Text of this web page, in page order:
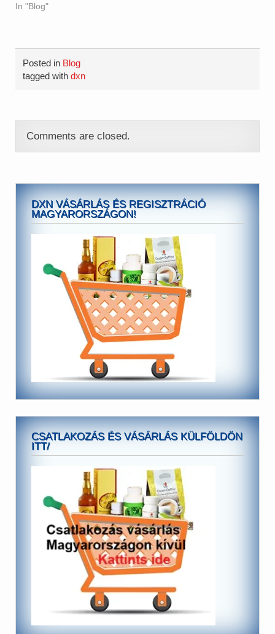
motivációban és az
In "Blog"
Posted in Blog
tagged withdxn
Comments are closed.
DXN VÁSÁRLÁS ÉS REGISZTRÁCIÓ
MAGYARORSZÁGON!
CSATLAKOZÁS ÉS VÁSÁRLÁS KÜLFÖLDÖN
ITT/